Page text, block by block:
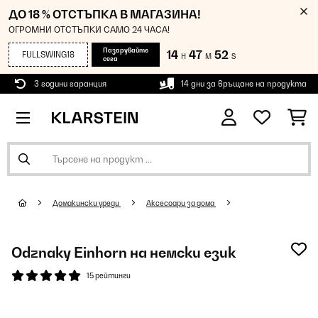
ДО 18 % ОТСТЪПКА В МАГАЗИНА!
ОГРОМНИ ОТСТЪПКИ САМО 24 ЧАСА!
FULLSWING18
Пазарувайте
сега
14 H 47 M 52 S
3 години гаранция 14 дни за връщане на продукта
Домакински уреди Аксесоари за дома
Odznaky Einhorn на немски език
15 рейтинги